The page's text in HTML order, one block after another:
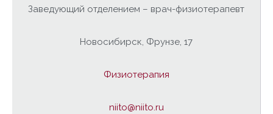
Заведующий отделением – врач-физиотерапевт
Новосибирск, Фрунзе, 17
Физиотерапия
niito@niito.ru